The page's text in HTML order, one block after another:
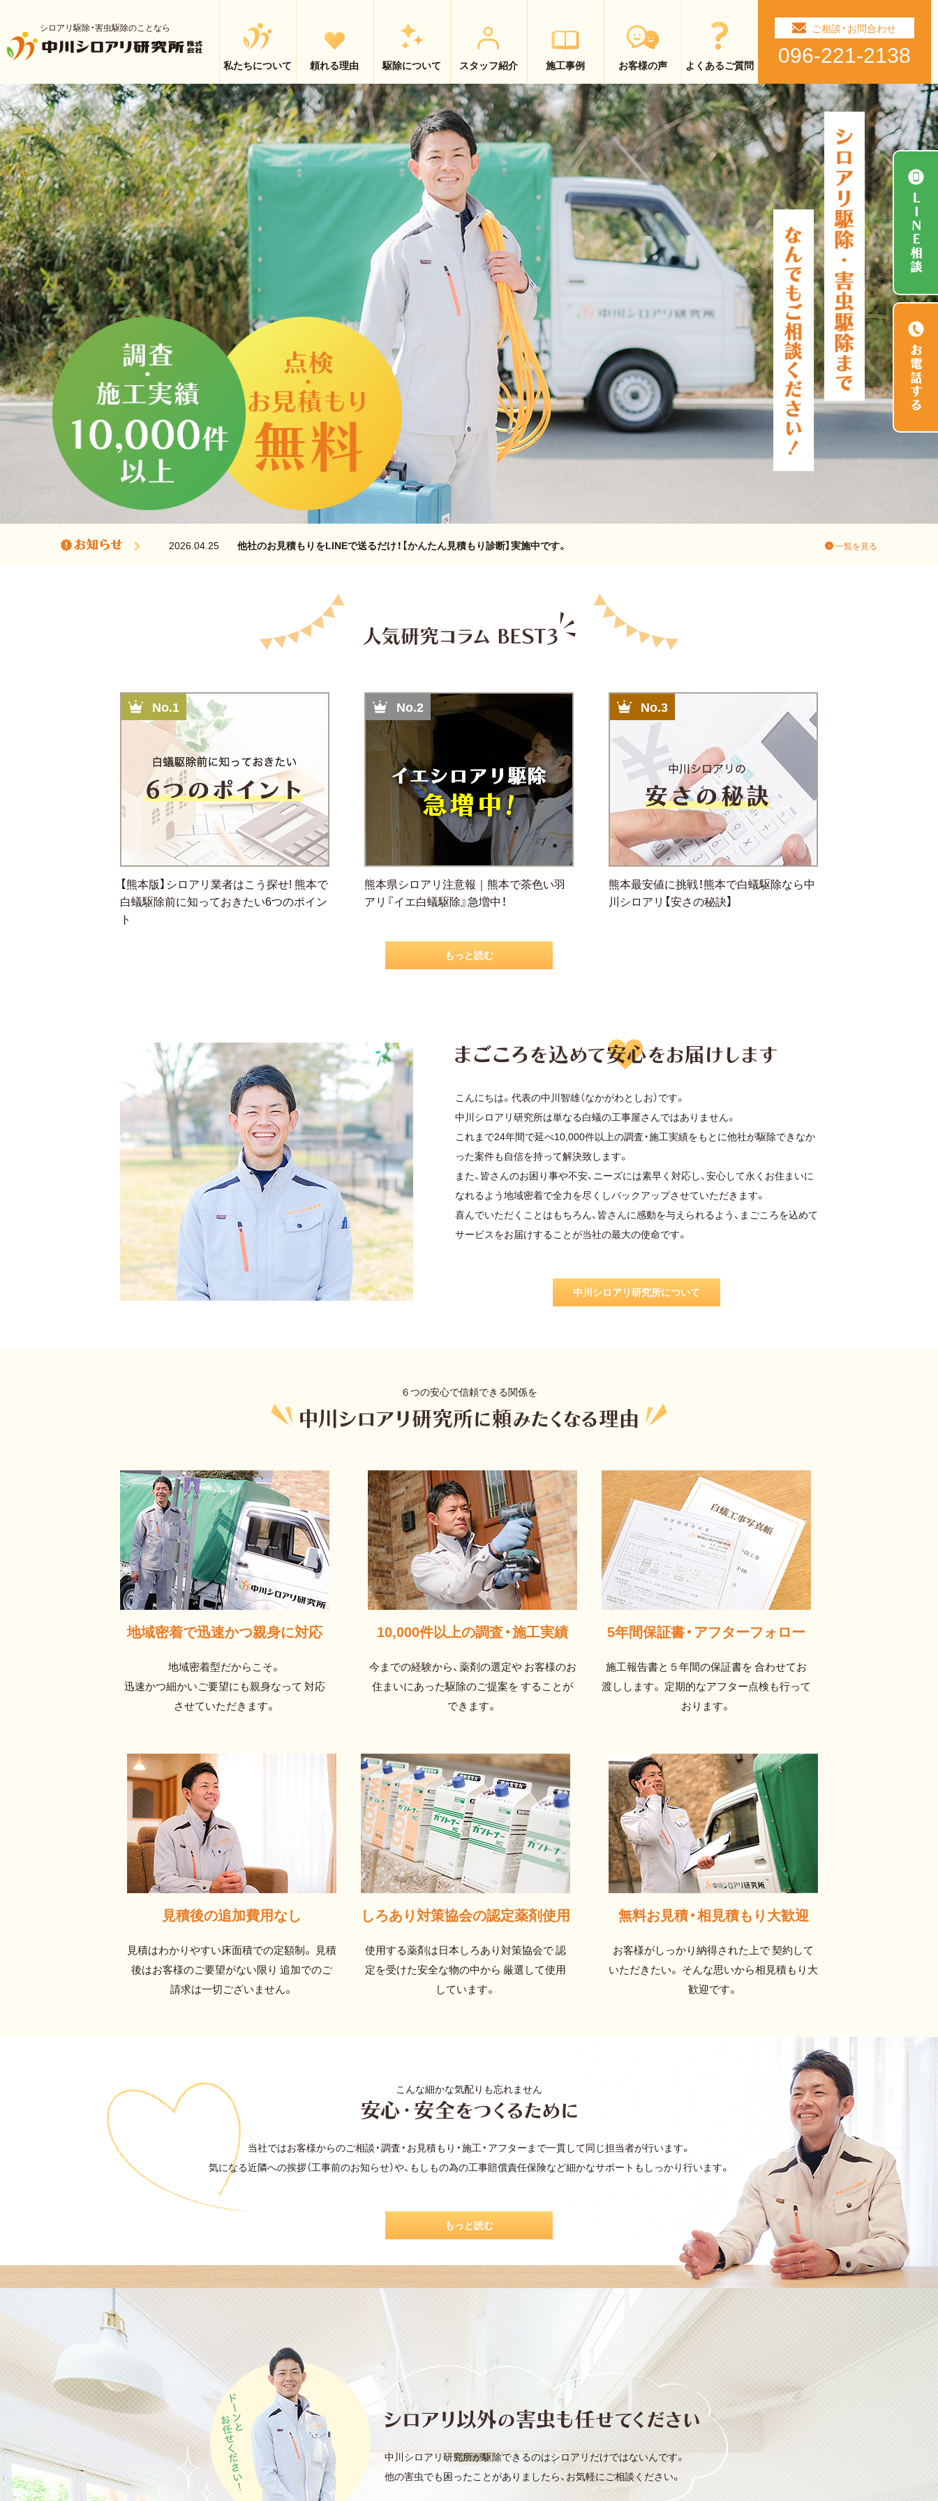
シロアリ駆除・害虫駆除のことなら
私たちについて 頼れる理由 駆除について スタッフ紹介 施工事例 お客様の声 よくあるご質問
ご相談・お問合わせ
096-221-2138
2026.07.18 お盆休みのご案内
2026.04.25 他社のお見積もりをLINEで送るだけ！【かんたん見積もり診断】実施中です。 一覧を見る
No.1
【熊本版】シロアリ業者はこう探せ! 熊本で
白蟻駆除前に知っておきたい6つのポイン
ト
No.2
熊本県シロアリ注意報｜熊本で茶色い羽
アリ『イエ白蟻駆除』急増中！
No.3
熊本最安値に挑戦！熊本で白蟻駆除なら中
川シロアリ【安さの秘訣】
もっと読む
こんにちは。代表の中川智雄（なかがわとしお）です。
中川シロアリ研究所は単なる白蟻の工事屋さんではありません。
これまで24年間で延べ10,000件以上の調査・施工実績をもとに他社が駆除できなか
った案件も自信を持って解決致します。
また、皆さんのお困り事や不安、ニーズには素早く対応し、安心して永くお住まいに
なれるよう地域密着で全力を尽くしバックアップさせていただきます。
喜んでいただくことはもちろん、皆さんに感動を与えられるよう、まごころを込めて
サービスをお届けすることが当社の最大の使命です。
中川シロアリ研究所について
６つの安心で信頼できる関係を
地域密着で迅速かつ親身に対応
地域密着型だからこそ。
迅速かつ細かいご要望にも親身なって 対応
させていただきます。
10,000件以上の調査・施工実績
今までの経験から、薬剤の選定や お客様のお
住まいにあった駆除のご提案を することが
できます。
5年間保証書・ アフターフォロー
施工報告書と５年間の保証書を 合わせてお
渡しします。 定期的なアフター点検も行って
おります。
見積後の追加費用なし
見積はわかりやすい床面積での定額制。 見積
後はお客様のご要望がない限り 追加でのご
請求は一切ございません。
しろあり対策協会の認定薬剤使用
使用する薬剤は日本しろあり対策協会で 認
定を受けた安全な物の中から 厳選して使用
しています。
無料お見積・相見積もり大歓迎
お客様がしっかり納得された上で 契約して
いただきたい。 そんな思いから相見積もり大
歓迎です。
こんな細かな気配りも忘れません
当社ではお客様からのご相談・調査・お見積もり・施工・アフターまで一貫して同じ担当者が行います。
気になる近隣への挨拶（工事前のお知らせ）や、もしもの為の工事賠償責任保険など細かなサポートもしっかり行います。
もっと読む
中川シロアリ研究所が駆除できるのはシロアリだけではないんです。
他の害虫でも困ったことがありましたら、お気軽にご相談ください。